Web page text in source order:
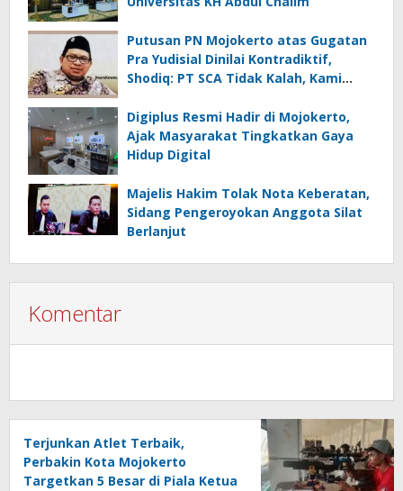
Putusan PN Mojokerto atas Gugatan
Pra Yudisial Dinilai Kontradiktif,
Shodiq: PT SCA Tidak Kalah, Kami
Digiplus Resmi Hadir di Mojokerto,
Ajak Masyarakat Tingkatkan Gaya
Hidup Digital
Majelis Hakim Tolak Nota Keberatan,
Sidang Pengeroyokan Anggota Silat
Berlanjut
Komentar
Terjunkan Atlet Terbaik,
Perbakin Kota Mojokerto
Targetkan 5 Besar di Piala Ketua